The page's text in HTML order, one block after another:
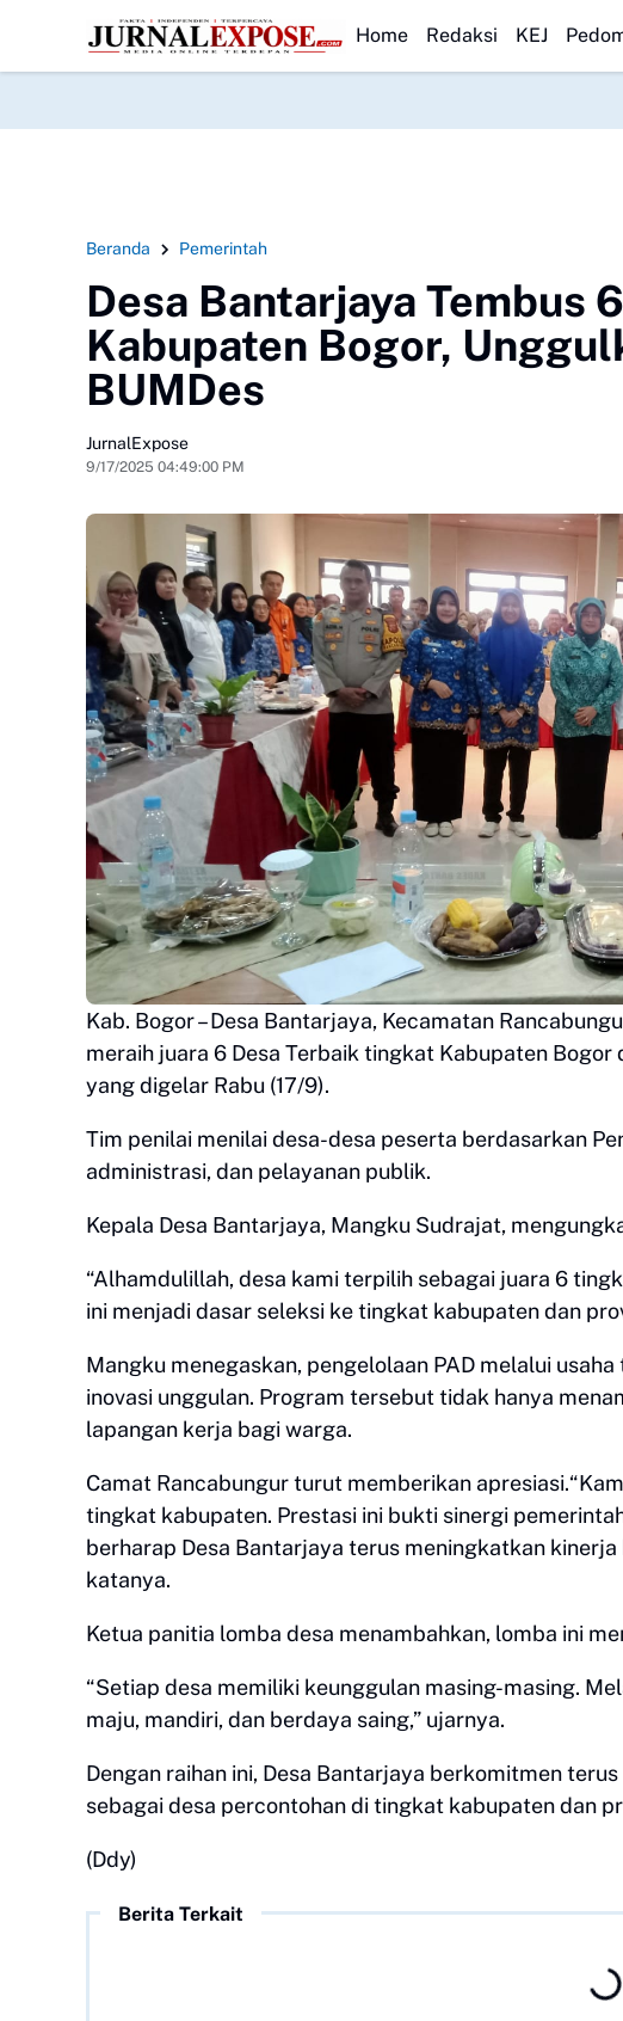
HEADLINE
Sumut Tinjau LahewaHUT ke-23, PPAD Kota Bogor Perkuat Sinergi Pemerintah
Home Redaksi KEJ
Beranda Pemerintah
Desa Bantarjaya Tembus
Kabupaten Bogor,
BUMDes
JurnalExpose
9/17/2025 04:49:00 PM
Kab. Bogor – Desa Bantarjaya, Kecamatan
meraih juara 6 Desa Terbaik tingkat Kabupaten
yang digelar Rabu (17/9).
Tim penilai menilai desa-desa peserta berdasarkan
administrasi, dan pelayanan publik.
Kepala Desa Bantarjaya, Mangku Sudrajat,
“Alhamdulillah, desa kami terpilih sebagai juara 6
ini menjadi dasar seleksi ke tingkat kabupaten dan
Mangku menegaskan, pengelolaan PAD melalui
inovasi unggulan. Program tersebut tidak hanya
lapangan kerja bagi warga.
Camat Rancabungur turut memberikan
tingkat kabupaten. Prestasi ini bukti sinergi
berharap Desa Bantarjaya terus meningkatkan
katanya.
Ketua panitia lomba desa menambahkan, lomba ini
“Setiap desa memiliki keunggulan masing-masing.
maju, mandiri, dan berdaya saing,” ujarnya.
Dengan raihan ini, Desa Bantarjaya berkomitmen
sebagai desa percontohan di tingkat kabupaten dan
(Ddy)
Berita Terkait